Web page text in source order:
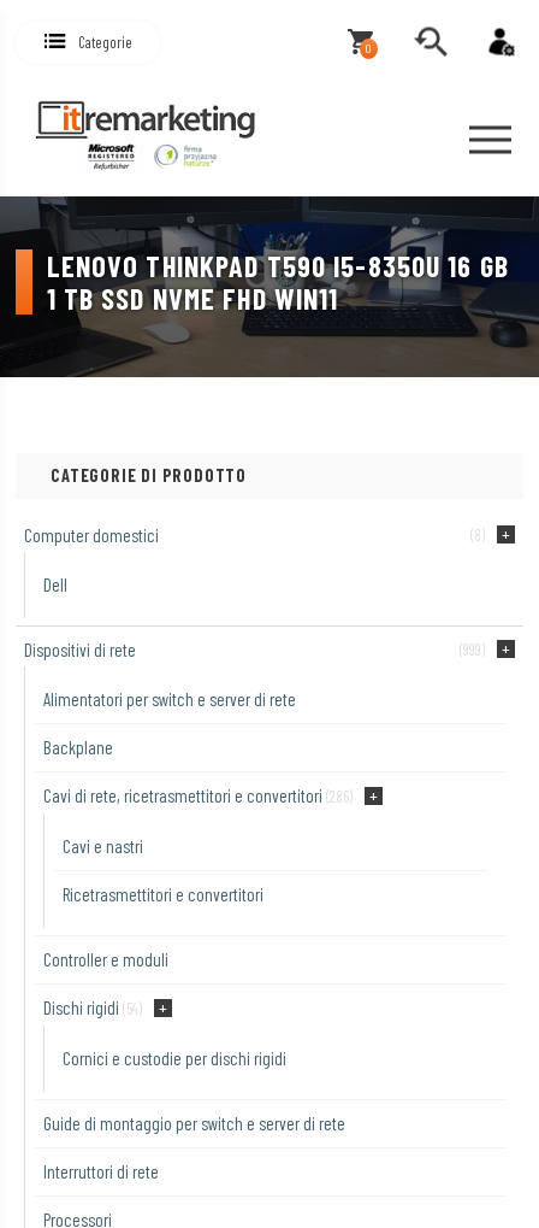
Categorie 0
LENOVO THINKPAD T590 I5-8350U 16 GB
1 TB SSD NVME FHD WIN11
CATEGORIE DI PRODOTTO
Computer domestici (8)
Dell
Dispositivi di rete (999)
Alimentatori per switch e server di rete
Backplane
Cavi di rete, ricetrasmettitori e convertitori (286)
Cavi e nastri
Ricetrasmettitori e convertitori
Controller e moduli
Dischi rigidi (54)
Cornici e custodie per dischi rigidi
Guide di montaggio per switch e server di rete
Interruttori di rete
Processori